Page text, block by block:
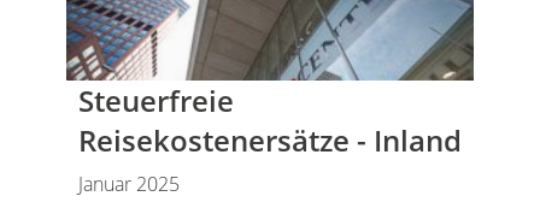
Steuerfreie
Reisekostenersätze - Inland
Januar 2025